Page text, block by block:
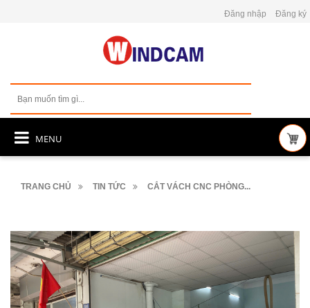
Đăng nhập Đăng ký
MENU
TRANG CHỦ TIN TỨC CẮT VÁCH CNC PHÒNG...